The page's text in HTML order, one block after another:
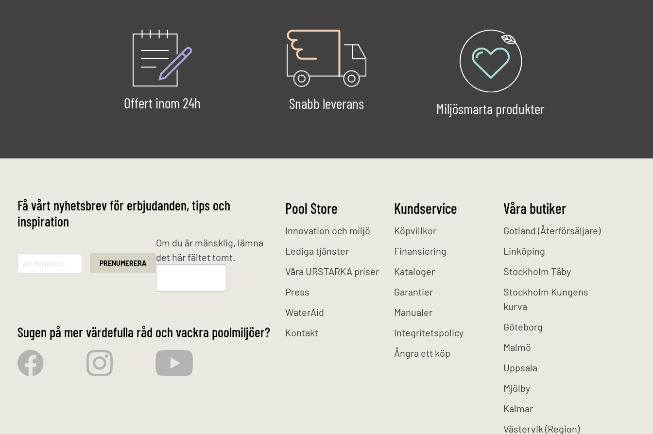
Offert inom 24h Snabb leverans Miljösmarta produkter
Få vårt nyhetsbrev för erbjudanden, tips och
inspiration
PRENUMERERA
Om du är mänsklig, lämna
det här fältet tomt.
Sugen på mer värdefulla råd och vackra poolmiljöer?
Pool Store
Innovation och miljö
Lediga tjänster
Våra URSTARKA priser
Press
WaterAid
Kontakt
Kundservice
Köpvillkor
Finansiering
Kataloger
Garantier
Manualer
Integritetspolicy
Ångra ett köp
Våra butiker
Gotland (Återförsäljare)
Linköping
Stockholm Täby
Stockholm Kungens
kurva
Göteborg
Malmö
Uppsala
Mjölby
Kalmar
Västervik (Region)